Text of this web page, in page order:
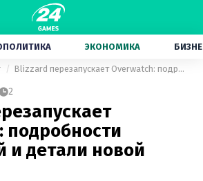
ЭКОНОМИКА
Blizzard перезапускает Overwatch: подробности изменений и детали новой главы
2
подробности
и детали новой